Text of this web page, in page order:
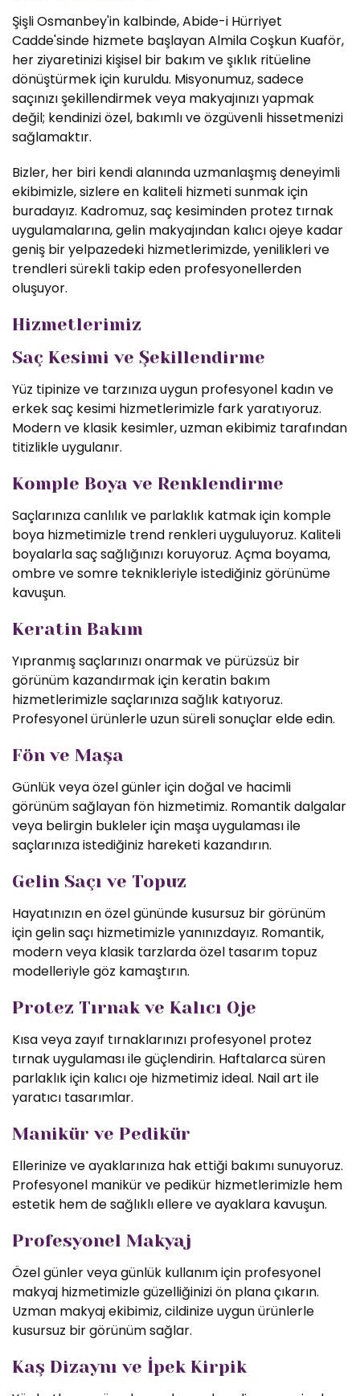
Şişli Osmanbey'in kalbinde, Abide-i Hürriyet
Cadde'sinde hizmete başlayan Almila Coşkun Kuaför,
her ziyaretinizi kişisel bir bakım ve şıklık ritüeline
dönüştürmek için kuruldu. Misyonumuz, sadece
saçınızı şekillendirmek veya makyajınızı yapmak
değil; kendinizi özel, bakımlı ve özgüvenli hissetmenizi
sağlamaktır.
Bizler, her biri kendi alanında uzmanlaşmış deneyimli
ekibimizle, sizlere en kaliteli hizmeti sunmak için
buradayız. Kadromuz, saç kesiminden protez tırnak
uygulamalarına, gelin makyajından kalıcı ojeye kadar
geniş bir yelpazedeki hizmetlerimizde, yenilikleri ve
trendleri sürekli takip eden profesyonellerden
oluşuyor.
Hizmetlerimiz
Saç Kesimi ve Şekillendirme
Yüz tipinize ve tarzınıza uygun profesyonel kadın ve
erkek saç kesimi hizmetlerimizle fark yaratıyoruz.
Modern ve klasik kesimler, uzman ekibimiz tarafından
titizlikle uygulanır.
Komple Boya ve Renklendirme
Saçlarınıza canlılık ve parlaklık katmak için komple
boya hizmetimizle trend renkleri uyguluyoruz. Kaliteli
boyalarla saç sağlığınızı koruyoruz. Açma boyama,
ombre ve somre teknikleriyle istediğiniz görünüme
kavuşun.
Keratin Bakım
Yıpranmış saçlarınızı onarmak ve pürüzsüz bir
görünüm kazandırmak için keratin bakım
hizmetlerimizle saçlarınıza sağlık katıyoruz.
Profesyonel ürünlerle uzun süreli sonuçlar elde edin.
Fön ve Maşa
Günlük veya özel günler için doğal ve hacimli
görünüm sağlayan fön hizmetimiz. Romantik dalgalar
veya belirgin bukleler için maşa uygulaması ile
saçlarınıza istediğiniz hareketi kazandırın.
Gelin Saçı ve Topuz
Hayatınızın en özel gününde kusursuz bir görünüm
için gelin saçı hizmetimizle yanınızdayız. Romantik,
modern veya klasik tarzlarda özel tasarım topuz
modelleriyle göz kamaştırın.
Protez Tırnak ve Kalıcı Oje
Kısa veya zayıf tırnaklarınızı profesyonel protez
tırnak uygulaması ile güçlendirin. Haftalarca süren
parlaklık için kalıcı oje hizmetimiz ideal. Nail art ile
yaratıcı tasarımlar.
Manikür ve Pedikür
Ellerinize ve ayaklarınıza hak ettiği bakımı sunuyoruz.
Profesyonel manikür ve pedikür hizmetlerimizle hem
estetik hem de sağlıklı ellere ve ayaklara kavuşun.
Profesyonel Makyaj
Özel günler veya günlük kullanım için profesyonel
makyaj hizmetimizle güzelliğinizi ön plana çıkarın.
Uzman makyaj ekibimiz, cildinize uygun ürünlerle
kusursuz bir görünüm sağlar.
Kaş Dizaynı ve İpek Kirpik